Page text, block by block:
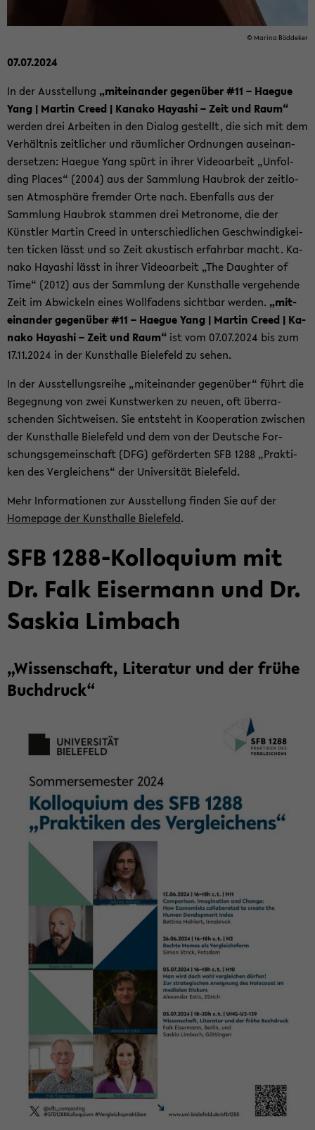
© Ma­ri­na Böd­de­ker
07.07.2024
In der Aus­stel­lung „mit­ein­an­der ge­gen­über #11 – Ha­e­gue
Yang | Mar­tin Creed | Ka­na­ko Ha­ya­shi – Zeit und Raum“
wer­den drei Ar­bei­ten in den Dia­log ge­stellt, die sich mit dem
Ver­hält­nis zeit­li­cher und räum­li­cher Ord­nun­gen aus­ein­an­
der­set­zen: Ha­e­gue Yang spürt in ihrer Vi­deo­ar­beit „Un­fol­
ding Places“ (2004) aus der Samm­lung Hau­brok der zeit­lo­
sen At­mo­sphä­re frem­der Orte nach. Eben­falls aus der
Samm­lung Hau­brok stam­men drei Me­tro­no­me, die der
Künst­ler Mar­tin Creed in un­ter­schied­li­chen Ge­schwin­dig­kei­
ten ti­cken lässt und so Zeit akus­tisch er­fahr­bar macht. Ka­
na­ko Ha­ya­shi lässt in ihrer Vi­deo­ar­beit „The Daugh­ter of
Time“ (2012) aus der Samm­lung der Kunst­hal­le ver­ge­hen­de
Zeit im Ab­wi­ckeln eines Woll­fa­dens sicht­bar wer­den. „mit­
ein­an­der ge­gen­über #11 – Ha­e­gue Yang | Mar­tin Creed | Ka­
na­ko Ha­ya­shi – Zeit und Raum“ ist vom 07.07.2024 bis zum
17.11.2024 in der Kunst­hal­le Bie­le­feld zu sehen.
In der Aus­stel­lungs­rei­he „mit­ein­an­der ge­gen­über“ führt die
Be­geg­nung von zwei Kunst­wer­ken zu neuen, oft über­ra­
schen­den Sicht­wei­sen. Sie ent­steht in Ko­ope­ra­ti­on zwi­schen
der Kunst­hal­le Bie­le­feld und dem von der Deut­sche For­
schungs­ge­mein­schaft (DFG) ge­för­der­ten SFB 1288 „Prak­ti­
ken des Ver­glei­chens“ der Uni­ver­si­tät Bie­le­feld.
Mehr In­for­ma­tio­nen zur Aus­stel­lung fin­den Sie auf der
Home­page der Kunst­hal­le Bie­le­feld.
SFB 1288-​Kolloquium mit
Dr. Falk Eis­er­mann und Dr.
Sas­kia Lim­bach
„Wis­sen­schaft, Li­te­ra­tur und der frühe
Buch­druck“